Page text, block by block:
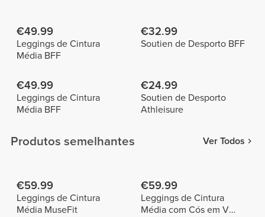
€49.99
Leggings de Cintura
Média BFF
€32.99
Soutien de Desporto BFF
€49.99
Leggings de Cintura
Média BFF
€24.99
Soutien de Desporto
Athleisure
Produtos semelhantes Ver Todos
€59.99
Leggings de Cintura
Média MuseFit
€59.99
Leggings de Cintura
Média com Cós em V